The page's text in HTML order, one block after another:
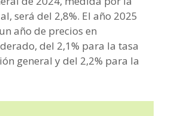
será del 2,8%. El año 2025
año de precios en
del 2,1% para la tasa
general y del 2,2% para la